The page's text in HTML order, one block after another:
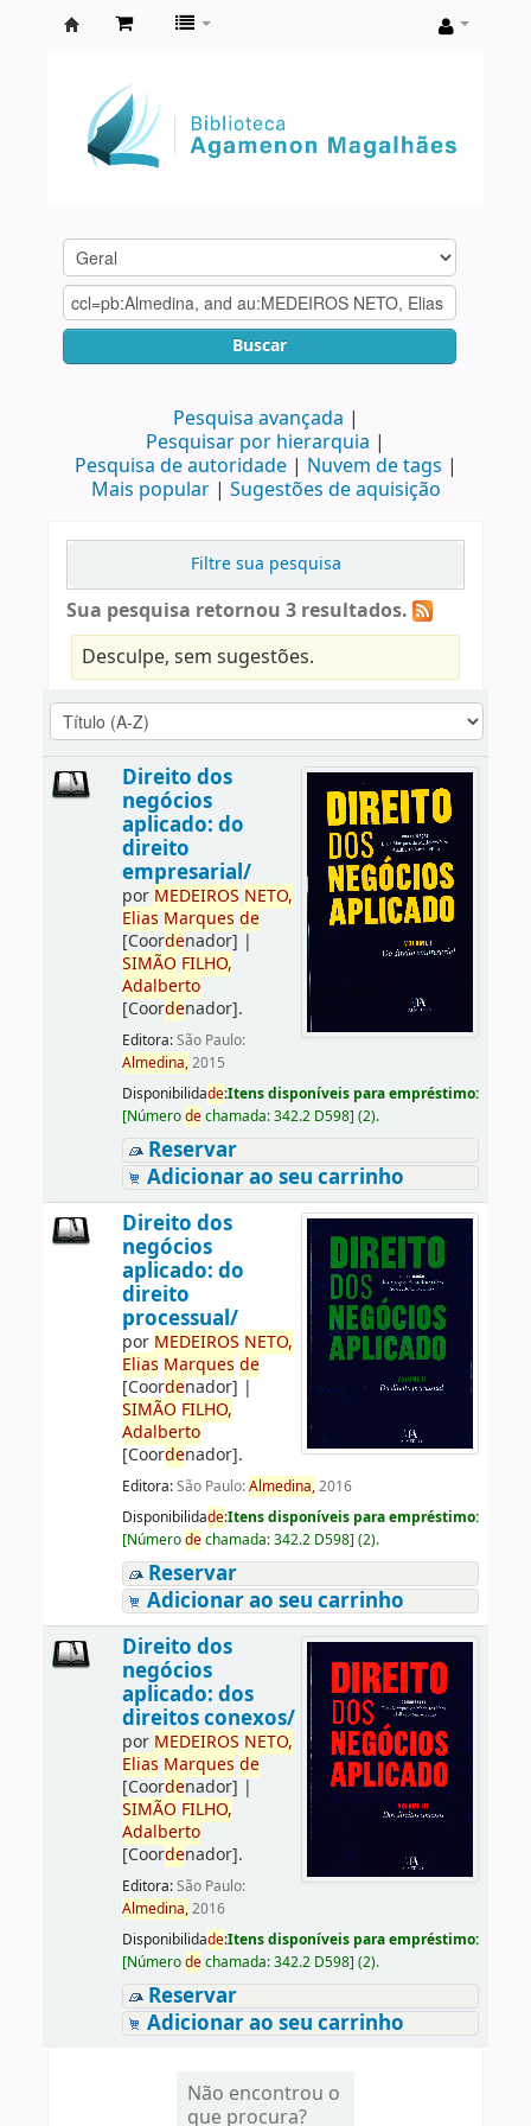
Agamenon
Magalhães
Buscar
Pesquisa avançada
Pesquisar por hierarquia
Pesquisa de autoridade
Nuvem de tags
Mais popular
Sugestões de aquisição
Filtre sua pesquisa
Sua pesquisa retornou 3 resultados.
Desculpe, sem sugestões.
Direito dos
negócios
aplicado: do
direito
empresarial/
por MEDEIROS NETO,
Elias Marques de
[Coordenador] |
SIMÃO FILHO,
Adalberto
[Coordenador].
Editora:São Paulo:
Almedina,2015
Disponibilidade:Itens disponíveis para empréstimo:
[Númerodechamada:342.2 D598] (2).
Reservar
Adicionar ao seu carrinho
Direito dos
negócios
aplicado: do
direito
processual/
por MEDEIROS NETO,
Elias Marques de
[Coordenador] |
SIMÃO FILHO,
Adalberto
[Coordenador].
Editora:São Paulo:Almedina,2016
Disponibilidade:Itens disponíveis para empréstimo:
[Númerodechamada:342.2 D598] (2).
Reservar
Adicionar ao seu carrinho
Direito dos
negócios
aplicado: dos
direitos conexos/
por MEDEIROS NETO,
Elias Marques de
[Coordenador] |
SIMÃO FILHO,
Adalberto
[Coordenador].
Editora:São Paulo:
Almedina,2016
Disponibilidade:Itens disponíveis para empréstimo:
[Númerodechamada:342.2 D598] (2).
Reservar
Adicionar ao seu carrinho
Não encontrou o
que procura?